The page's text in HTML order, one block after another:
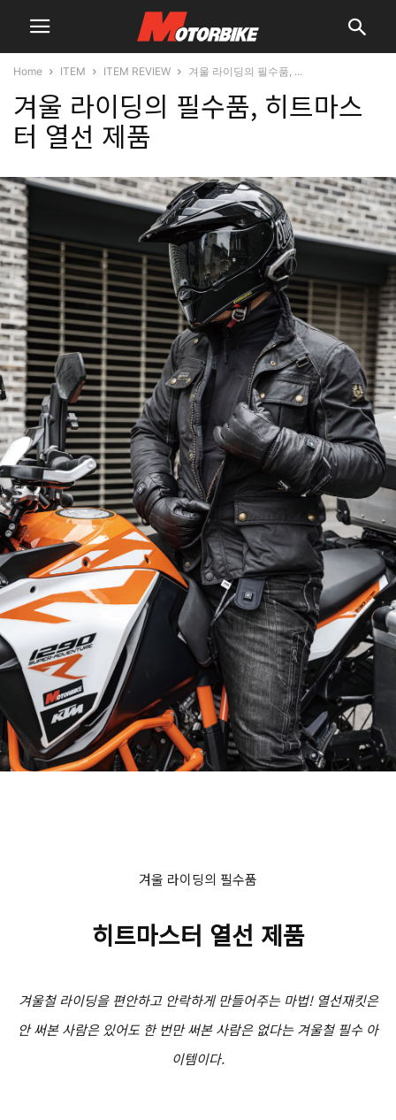
Home ITEM ITEM REVIEW 겨울 라이딩의 필수품, ...
겨울 라이딩의 필수품, 히트마스
터 열선 제품
겨울 라이딩의 필수품
히트마스터 열선 제품
겨울철 라이딩을 편안하고 안락하게 만들어주는 마법! 열선재킷은
안 써본 사람은 있어도 한 번만 써본 사람은 없다는 겨울철 필수 아
이템이다.